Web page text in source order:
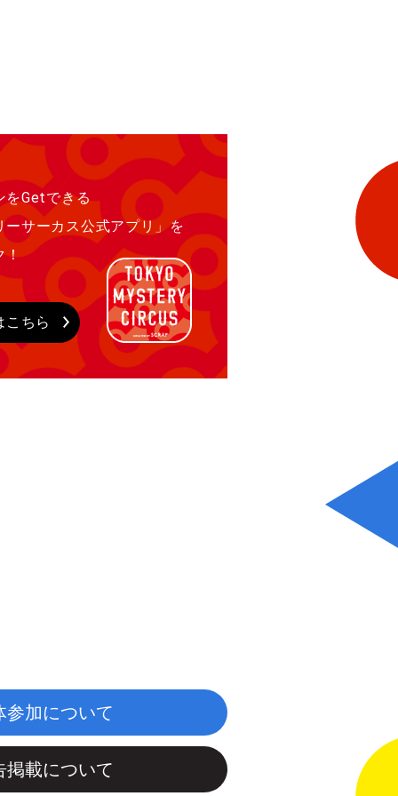
をGetできる
ーサーカス公式アプリ」を
！
こちら
参加について
掲載について